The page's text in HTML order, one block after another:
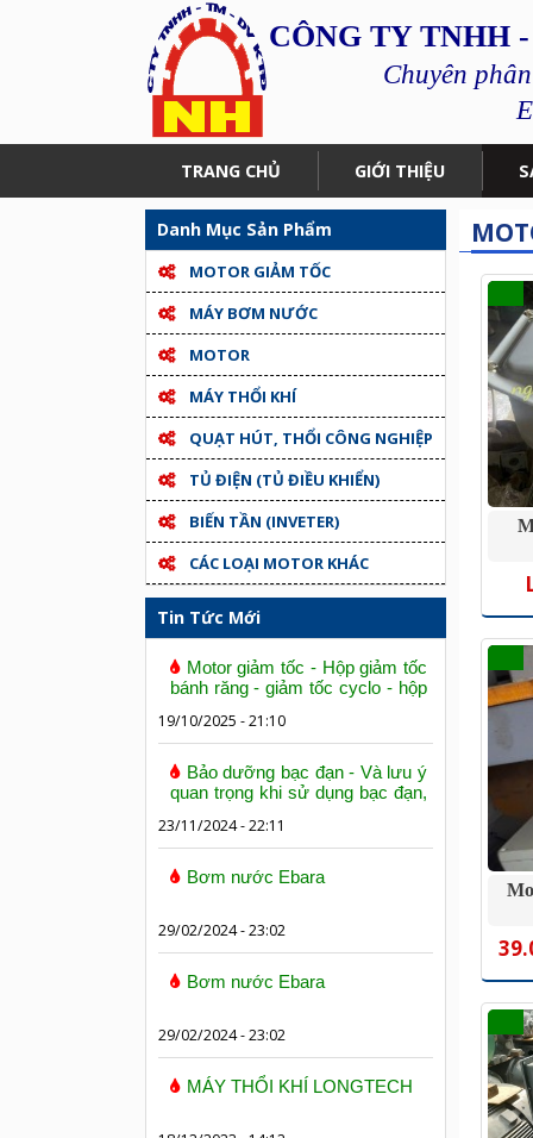
CÔNG TY TNHH
Chuyên
TRANG CHỦ GIỚI THIỆU
Danh Mục Sản Phẩm
MOTOR GIẢM TỐC
MÁY BƠM NƯỚC
MOTOR
MÁY THỔI KHÍ
QUẠT HÚT, THỔI CÔNG NGHIỆP
TỦ ĐIỆN (TỦ ĐIỀU KHIỂN)
BIẾN TẦN (INVETER)
CÁC LOẠI MOTOR KHÁC
Tin Tức Mới
Motor giảm tốc - Hộp giảm tốc
bánh răng - giảm tốc cyclo - hộp
19/10/2025 - 21:10
Bảo dưỡng bạc đạn - Và lưu ý
quan trọng khi sử dụng bạc đạn,
23/11/2024 - 22:11
Bơm nước Ebara
29/02/2024 - 23:02
Bơm nước Ebara
29/02/2024 - 23:02
MÁY THỔI KHÍ LONGTECH